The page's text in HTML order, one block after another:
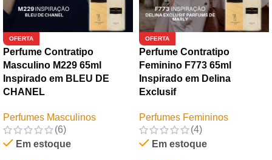
OFERTA
Perfume Contratipo
Masculino M229 65ml
Inspirado em BLEU DE
CHANEL
Perfumes Masculinos
(6)
Em estoque
OFERTA
Perfume Contratipo
Feminino F773 65ml
Inspirado em Delina
Exclusif
Perfumes Femininos
(4)
Em estoque